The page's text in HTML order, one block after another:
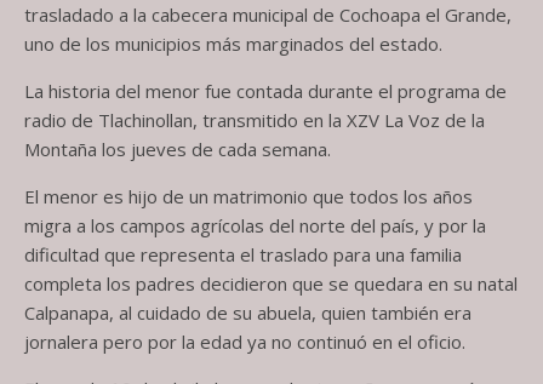
trasladado a la cabecera municipal de Cochoapa el Grande,
uno de los municipios más marginados del estado.
La historia del menor fue contada durante el programa de
radio de Tlachinollan, transmitido en la XZV La Voz de la
Montaña los jueves de cada semana.
El menor es hijo de un matrimonio que todos los años
migra a los campos agrícolas del norte del país, y por la
dificultad que representa el traslado para una familia
completa los padres decidieron que se quedara en su natal
Calpanapa, al cuidado de su abuela, quien también era
jornalera pero por la edad ya no continuó en el oficio.